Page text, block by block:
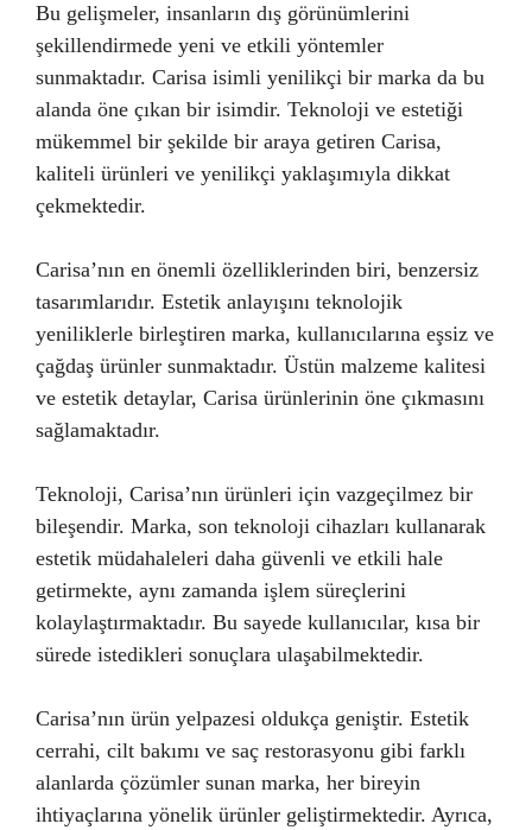
Bu gelişmeler, insanların dış görünümlerini
şekillendirmede yeni ve etkili yöntemler
sunmaktadır. Carisa isimli yenilikçi bir marka da bu
alanda öne çıkan bir isimdir. Teknoloji ve estetiği
mükemmel bir şekilde bir araya getiren Carisa,
kaliteli ürünleri ve yenilikçi yaklaşımıyla dikkat
çekmektedir.
Carisa’nın en önemli özelliklerinden biri, benzersiz
tasarımlarıdır. Estetik anlayışını teknolojik
yeniliklerle birleştiren marka, kullanıcılarına eşsiz ve
çağdaş ürünler sunmaktadır. Üstün malzeme kalitesi
ve estetik detaylar, Carisa ürünlerinin öne çıkmasını
sağlamaktadır.
Teknoloji, Carisa’nın ürünleri için vazgeçilmez bir
bileşendir. Marka, son teknoloji cihazları kullanarak
estetik müdahaleleri daha güvenli ve etkili hale
getirmekte, aynı zamanda işlem süreçlerini
kolaylaştırmaktadır. Bu sayede kullanıcılar, kısa bir
sürede istedikleri sonuçlara ulaşabilmektedir.
Carisa’nın ürün yelpazesi oldukça geniştir. Estetik
cerrahi, cilt bakımı ve saç restorasyonu gibi farklı
alanlarda çözümler sunan marka, her bireyin
ihtiyaçlarına yönelik ürünler geliştirmektedir. Ayrıca,